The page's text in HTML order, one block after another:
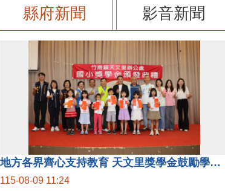
縣府新聞 影音新聞
地方各界齊心支持教育 天文里獎學金鼓勵學童勇敢追夢
115-08-09 11:24